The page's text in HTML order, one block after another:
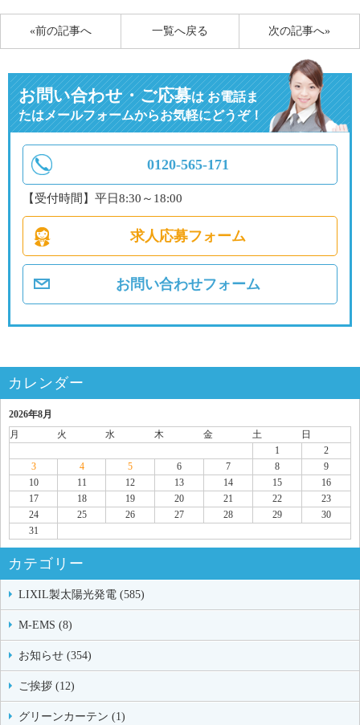
«前の記事へ 次の記事へ»
一覧へ戻る
お問い合わせ・ご応募はお電話ま
たはメールフォームからお気軽にどうぞ！
0120-565-171
【受付時間】平日8:30～18:00
求人応募フォーム
お問い合わせフォーム
カレンダー
2026年8月
月
火 水 木 金 土
日
1
2
3
4 5 6 7 8
9
10
11 12 13 14 15
16
17
18 19 20 21 22
23
24
25 26 27 28 29
30
31
カテゴリー
LIXIL製太陽光発電 (585)
M-EMS (8)
お知らせ (354)
ご挨拶 (12)
グリーンカーテン (1)